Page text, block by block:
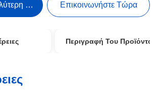
Τιμή Επικοινωνήστε Τώρα
Περιγραφή Του Προϊόντος